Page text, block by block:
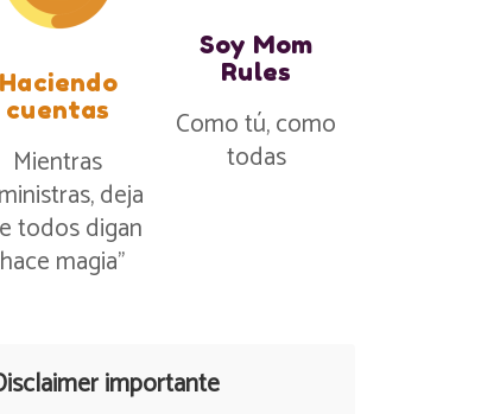
Haciendo
cuentas
Mientras
deja
todos digan
magia”
Soy Mom
Rules
Como tú, como
todas
importante